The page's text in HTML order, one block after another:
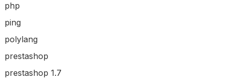
php
ping
polylang
prestashop
prestashop 1.7